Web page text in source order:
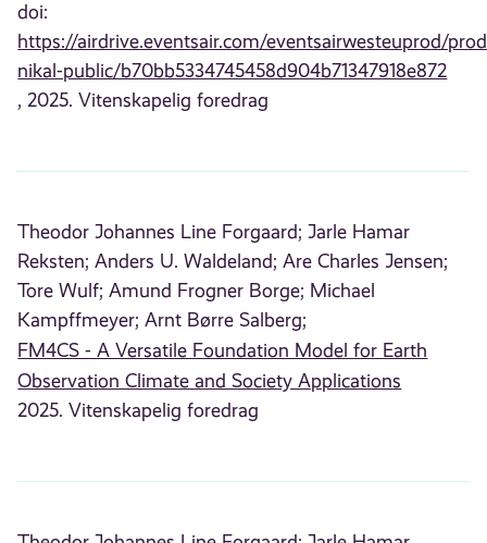
doi:
https://airdrive.eventsair.com/eventsairwesteuprod/
nikal-public/b70bb5334745458d904b71347918e872
, 2025. Vitenskapelig foredrag
Theodor Johannes Line Forgaard; Jarle Hamar
Reksten; Anders U. Waldeland; Are Charles Jensen;
Tore Wulf; Amund Frogner Borge; Michael
Kampffmeyer; Arnt Børre Salberg;
FM4CS - A Versatile Foundation Model for Earth
Observation Climate and Society Applications
2025. Vitenskapelig foredrag